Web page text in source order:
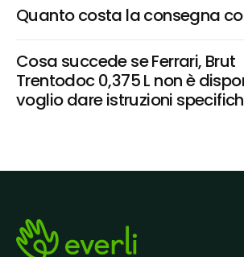
Quanto costa la consegna
Cosa succede se Ferrari, Brut
Trentodoc 0,375 L non è
voglio dare istruzioni